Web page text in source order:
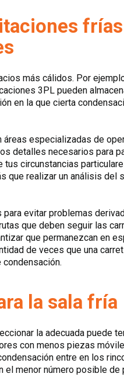
más cálidos. Por
3PL pueden
en la que cierta
especializadas de
detalles necesarios para
tus circunstancias
que realizar un análisis del
evitar problemas
que deben seguir las
que permanezcan en
de veces que una
la sala fría
la adecuada puede
con menos piezas
entre en los
el menor número posible